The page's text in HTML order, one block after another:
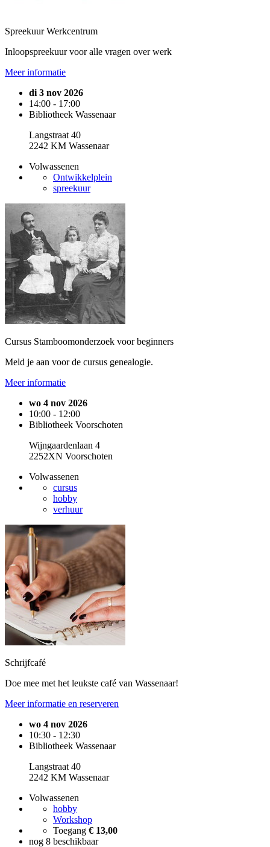
Spreekuur Werkcentrum
Inloopspreekuur voor alle vragen over werk
Meer informatie
di 3 nov 2026
14:00 - 17:00
Bibliotheek Wassenaar
Langstraat 40
2242 KM Wassenaar
Volwassenen
Ontwikkelplein
spreekuur
Cursus Stamboomonderzoek voor beginners
Meld je aan voor de cursus genealogie.
Meer informatie
wo 4 nov 2026
10:00 - 12:00
Bibliotheek Voorschoten
Wijngaardenlaan 4
2252XN Voorschoten
Volwassenen
cursus
hobby
verhuur
Schrijfcafé
Doe mee met het leukste café van Wassenaar!
Meer informatie en reserveren
wo 4 nov 2026
10:30 - 12:30
Bibliotheek Wassenaar
Langstraat 40
2242 KM Wassenaar
Volwassenen
hobby
Workshop
Toegang € 13,00
nog 8 beschikbaar